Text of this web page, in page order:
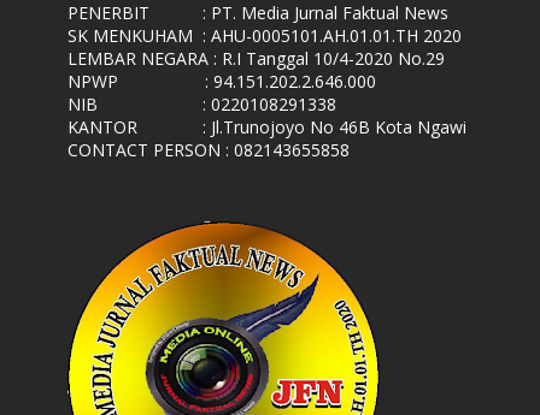
PENERBIT
: PT. Media Jurnal Faktual News
SK MENKUHAM : AHU-0005101.AH.01.01.TH 2020
LEMBAR NEGARA : R.I Tanggal 10/4-2020 No.29
NPWP
: 94.151.202.2.646.000
NIB
: 0220108291338
KANTOR
: Jl.Trunojoyo No 46B Kota Ngawi
CONTACT PERSON : 082143655858